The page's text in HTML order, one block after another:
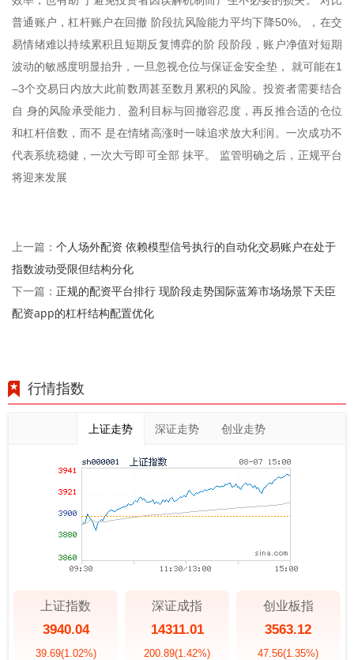
普通账户，杠杆账户在回撤 阶段抗风险能力平均下降50%。，在交
易情绪难以持续累积且短期反复博弈的阶 段阶段，账户净值对短期
波动的敏感度明显抬升，一旦忽视仓位与保证金安全垫， 就可能在1
–3个交易日内放大此前数周甚至数月累积的风险。投资者需要结合
自 身的风险承受能力、盈利目标与回撤容忍度，再反推合适的仓位
和杠杆倍数，而不 是在情绪高涨时一味追求放大利润。一次成功不
代表系统稳健，一次大亏即可全部 抹平。 监管明确之后，正规平台
将迎来发展
上一篇： 个人场外配资 依赖模型信号执行的自动化交易账户在处于
指数波动受限但结构分化
下一篇： 正规的配资平台排行 现阶段走势国际蓝筹市场场景下天臣
配资app的杠杆结构配置优化
行情指数
上证走势 深证走势 创业走势
上证指数
3940.04
39.69(1.02%)
深证成指
14311.01
200.89(1.42%)
创业板指
3563.12
47.56(1.35%)